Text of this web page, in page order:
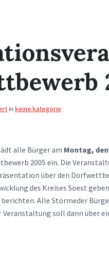
in keine kategorie
alle Bürger am Montag, den
2005 ein. Die
über den
des Kreises Soest
Alle Störmeder
Veranstaltung soll dann über